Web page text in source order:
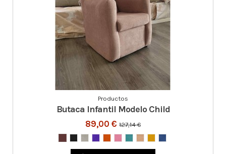
Productos
Butaca Infantil Modelo Child
89,00 € 127,14 €